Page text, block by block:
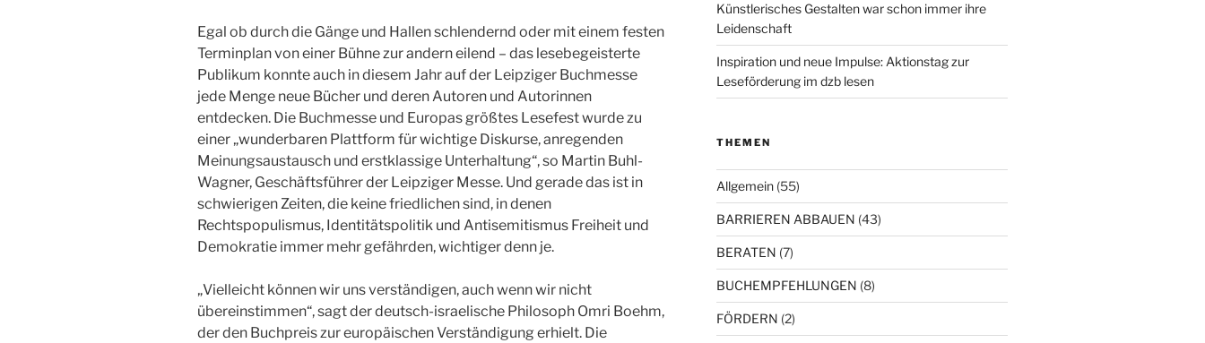
Egal ob durch die Gänge und Hallen schlendernd oder mit einem festen
Terminplan von einer Bühne zur andern eilend – das lesebegeisterte
Publikum konnte auch in diesem Jahr auf der Leipziger Buchmesse
jede Menge neue Bücher und deren Autoren und Autorinnen
entdecken. Die Buchmesse und Europas größtes Lesefest wurde zu
einer „wunderbaren Plattform für wichtige Diskurse, anregenden
Meinungsaustausch und erstklassige Unterhaltung“, so Martin Buhl-
Wagner, Geschäftsführer der Leipziger Messe. Und gerade das ist in
schwierigen Zeiten, die keine friedlichen sind, in denen
Rechtspopulismus, Identitätspolitik und Antisemitismus Freiheit und
Demokratie immer mehr gefährden, wichtiger denn je.
„Vielleicht können wir uns verständigen, auch wenn wir nicht
übereinstimmen“, sagt der deutsch-israelische Philosoph Omri Boehm,
der den Buchpreis zur europäischen Verständigung erhielt. Die
Künstlerisches Gestalten war schon immer ihre
Leidenschaft
Inspiration und neue Impulse: Aktionstag zur
Leseförderung im dzb lesen
THEMEN
Allgemein(55)
BARRIEREN ABBAUEN (43)
BERATEN (7)
BUCHEMPFEHLUNGEN (8)
FÖRDERN (2)